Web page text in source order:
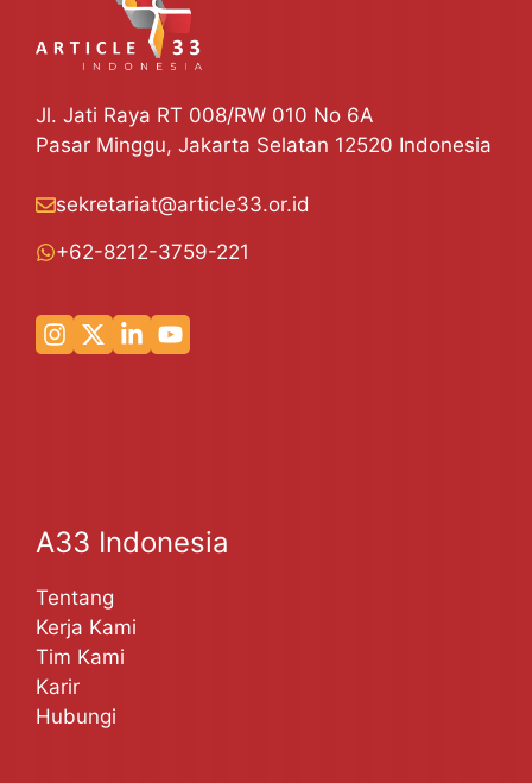
Jl. Jati Raya RT 008/RW 010 No 6A
Pasar Minggu, Jakarta Selatan 12520 Indonesia
sekretariat@article33.or.id
+62-8212-3759-221
A33 Indonesia
Tentang
Kerja Kami
Tim Kami
Karir
Hubungi